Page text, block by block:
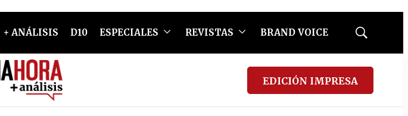
+ ANÁLISIS D10 ESPECIALES REVISTAS BRAND VOICE
Mostrar
EDICIÓN IMPRESA